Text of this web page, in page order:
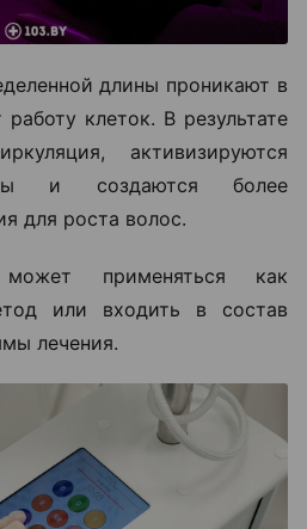
длины проникают в
клеток. В результате
активизируются
и создаются более
для роста волос.
может применяться как
или входить в состав
лечения.